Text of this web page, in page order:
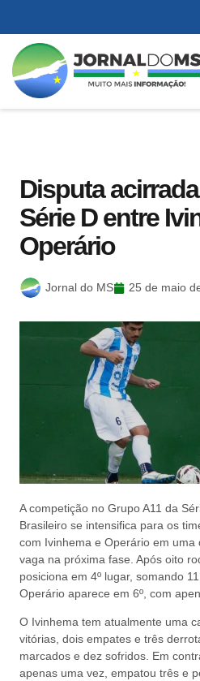
Disputa
Série D entre
Operário
Jornal do MS 25 de maio
A competição no Grupo A11 da
Brasileiro se intensifica para os
com Ivinhema e Operário em uma
vaga na próxima fase. Após oito
posiciona em 4º lugar, somando
Operário aparece em 6º, com
O Ivinhema tem atualmente uma
vitórias, dois empates e três
marcados e dez sofridos. Em
apenas uma vez, empatou três e